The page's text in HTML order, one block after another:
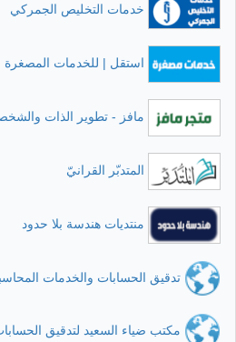
خدمات التخليص الجمركي
استقل | للخدمات المصغرة
مافز - تطوير الذات
المتدبّر القرانيّ
منتديات هندسة بلا حدود
تدقيق الحسابات والخدمات
مكتب ضياء السعيد لتدقيق